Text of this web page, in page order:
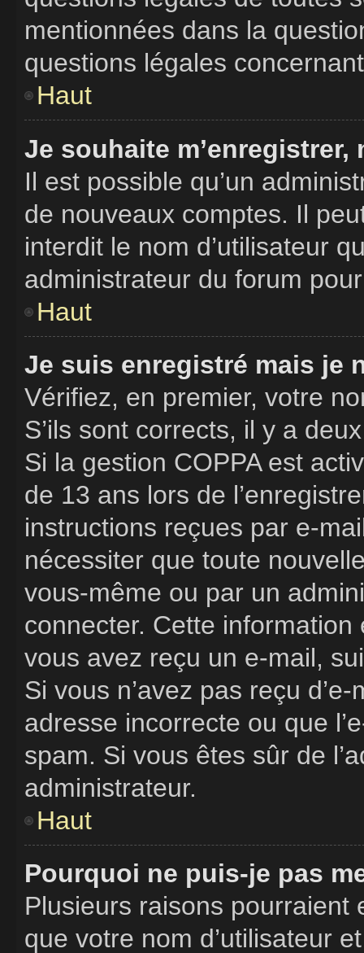
mentionnées dans la
questions légales
Haut
Je souhaite m’enregistrer,
Il est possible qu’un
de nouveaux comptes. Il
interdit le nom d’utilisateur
administrateur du forum
Haut
Je suis enregistré mais je
Vérifiez, en premier, votre
S’ils sont corrects, il y a
Si la gestion COPPA est
de 13 ans lors de
instructions reçues par e-
nécessiter que toute
vous-même ou par un
connecter. Cette information
vous avez reçu un e-mail,
Si vous n’avez pas reçu
adresse incorrecte ou que
spam. Si vous êtes sûr de
administrateur.
Haut
Pourquoi ne puis-je pas
Plusieurs raisons pourraient
que votre nom d’utilisateur